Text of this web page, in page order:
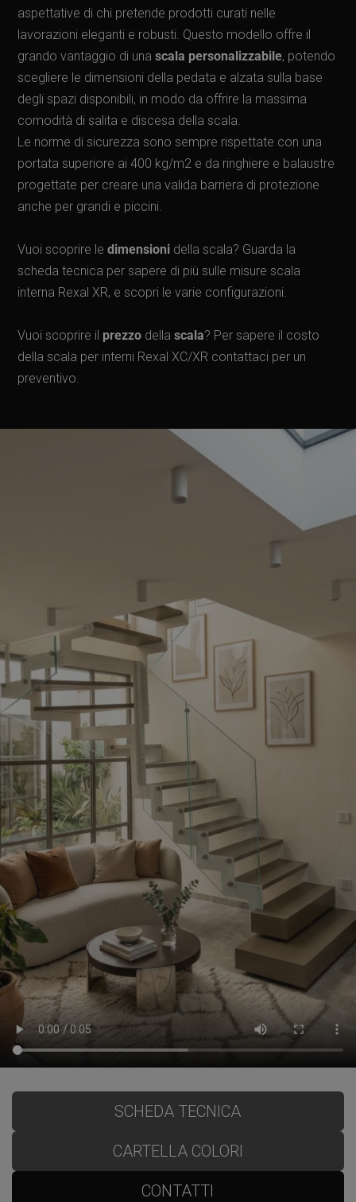
aspettative di chi pretende prodotti curati nelle
lavorazioni eleganti e robusti. Questo modello offre il
grando vantaggio di unascala personalizzabile, potendo
scegliere le dimensioni della pedata e alzata sulla base
degli spazi disponibili, in modo da offrire la massima
comodità di salita e discesa della scala.
Le norme di sicurezza sono sempre rispettate con una
portata superiore ai 400 kg/m2 e da ringhiere e balaustre
progettate per creare una valida barriera di protezione
anche per grandi e piccini.
Vuoi scoprire ledimensioni della scala? Guarda la
scheda tecnica per sapere di più sulle misure scala
interna Rexal XR, e scopri le varie configurazioni.
Vuoi scoprire il prezzo dellascala? Per sapere il costo
della scala per interni Rexal XC/XR contattaci per un
preventivo.
SCHEDA TECNICA
CARTELLA COLORI
CONTATTI